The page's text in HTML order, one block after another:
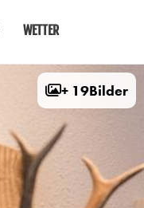
WETTER
+ 19Bilder